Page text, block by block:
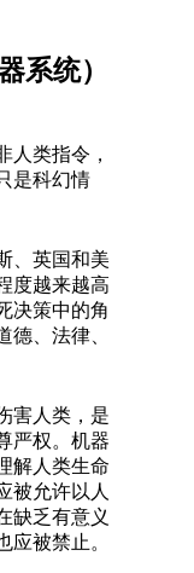
系统）
人类指令，
是科幻情
、英国和美
度越来越高
决策中的角
、法律、
害人类，是
严权。机器
解人类生命
被允许以人
缺乏有意义
被禁止。